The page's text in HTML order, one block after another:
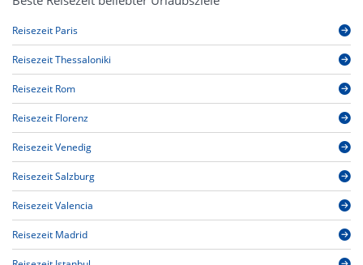
Reisezeit Paris
Reisezeit Thessaloniki
Reisezeit Rom
Reisezeit Florenz
Reisezeit Venedig
Reisezeit Salzburg
Reisezeit Valencia
Reisezeit Madrid